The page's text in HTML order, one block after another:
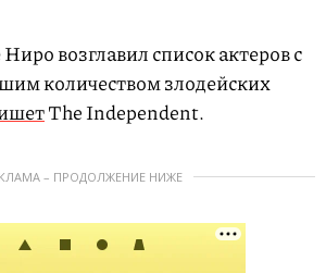
возглавил список актеров с
количеством злодейских
The Independent.
– ПРОДОЛЖЕНИЕ НИЖЕ